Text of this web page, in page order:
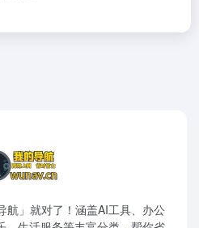
航」就对了！涵盖AI工具、办公